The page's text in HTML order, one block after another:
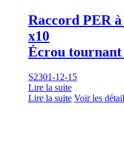
Raccord PER
x10
Écrou tournant
S2301-12-15
Lire la suite
Lire la suite Voir les